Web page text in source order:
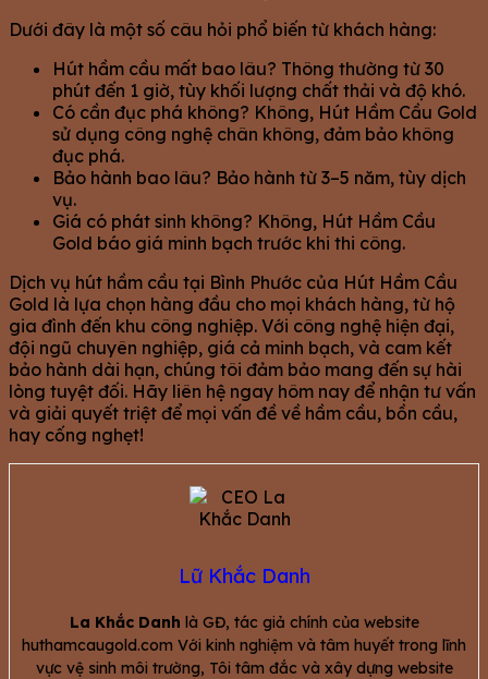
Dưới đây là một số câu hỏi phổ biến từ khách hàng:
Hút hầm cầu mất bao lâu? Thông thường từ 30
phút đến 1 giờ, tùy khối lượng chất thải và độ khó.
Có cần đục phá không? Không, Hút Hầm Cầu Gold
sử dụng công nghệ chân không, đảm bảo không
đục phá.
Bảo hành bao lâu? Bảo hành từ 3–5 năm, tùy dịch
vụ.
Giá có phát sinh không? Không, Hút Hầm Cầu
Gold báo giá minh bạch trước khi thi công.
Dịch vụ hút hầm cầu tại Bình Phước của Hút Hầm Cầu
Gold là lựa chọn hàng đầu cho mọi khách hàng, từ hộ
gia đình đến khu công nghiệp. Với công nghệ hiện đại,
đội ngũ chuyên nghiệp, giá cả minh bạch, và cam kết
bảo hành dài hạn, chúng tôi đảm bảo mang đến sự hài
lòng tuyệt đối. Hãy liên hệ ngay hôm nay để nhận tư vấn
và giải quyết triệt để mọi vấn đề về hầm cầu, bồn cầu,
hay cống nghẹt!
Lữ Khắc Danh
La Khắc Danh là GĐ, tác giả chính của website
huthamcaugold.com Với kinh nghiệm và tâm huyết trong lĩnh
vực vệ sinh môi trường, Tôi tâm đắc và xây dựng website